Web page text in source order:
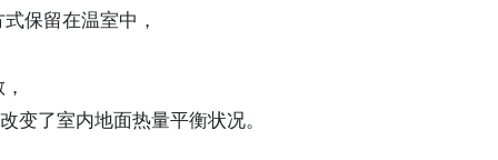
保留在温室中，
变了室内地面热量平衡状况。